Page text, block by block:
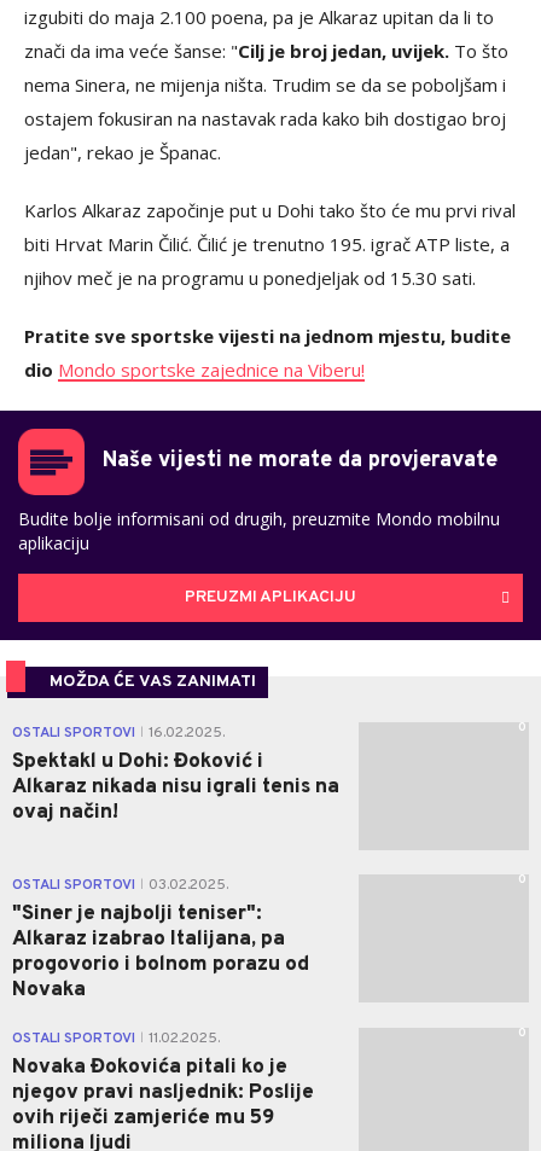
izgubiti do maja 2.100 poena, pa je Alkaraz upitan da li to
znači da ima veće šanse: "Cilj je broj jedan, uvijek. To što
nema Sinera, ne mijenja ništa. Trudim se da se poboljšam i
ostajem fokusiran na nastavak rada kako bih dostigao broj
jedan", rekao je Španac.
Karlos Alkaraz započinje put u Dohi tako što će mu prvi rival
biti Hrvat Marin Čilić. Čilić je trenutno 195. igrač ATP liste, a
njihov meč je na programu u ponedjeljak od 15.30 sati.
Pratite sve sportske vijesti na jednom mjestu, budite
dio Mondo sportske zajednice na Viberu!
Naše vijesti ne morate da provjeravate
Budite bolje informisani od drugih, preuzmite Mondo mobilnu
aplikaciju
PREUZMI APLIKACIJU
MOŽDA ĆE VAS ZANIMATI
OSTALI SPORTOVI 16.02.2025.
Spektakl u Dohi: Đoković i
Alkaraz nikada nisu igrali tenis na
ovaj način!
0
OSTALI SPORTOVI 03.02.2025.
"Siner je najbolji teniser":
Alkaraz izabrao Italijana, pa
progovorio i bolnom porazu od
Novaka
0
OSTALI SPORTOVI 11.02.2025.
Novaka Đokovića pitali ko je
njegov pravi nasljednik: Poslije
ovih riječi zamjeriće mu 59
miliona ljudi
0